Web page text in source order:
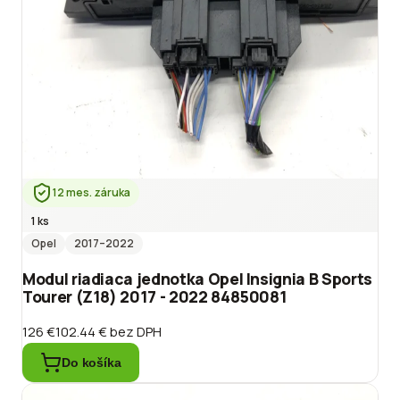
12 mes. záruka
1 ks
Opel
2017–2022
Modul riadiaca jednotka Opel Insignia B Sports
Tourer (Z18) 2017 - 2022 84850081
126 €102.44 €bez DPH
Do košíka